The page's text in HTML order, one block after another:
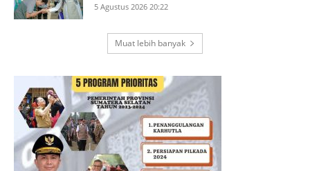
5 Agustus 2026 20:22
Muat lebih banyak